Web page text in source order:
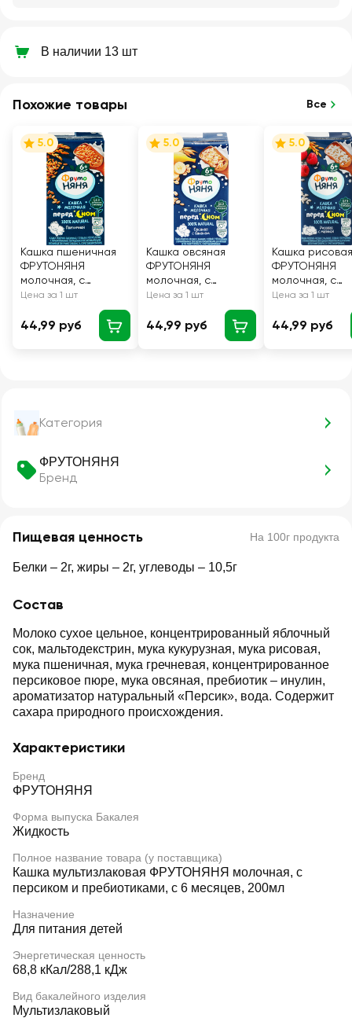
В наличии 13 шт
Категория
ФРУТОНЯНЯ
Бренд
Пищевая ценность На 100г продукта
Белки – 2г, жиры – 2г, углеводы – 10,5г
Состав
Молоко сухое цельное, концентрированный яблочный
сок, мальтодекстрин, мука кукурузная, мука рисовая,
мука пшеничная, мука гречневая, концентрированное
персиковое пюре, мука овсяная, пребиотик – инулин,
ароматизатор натуральный «Персик», вода. Содержит
сахара природного происхождения.
Характеристики
Бренд
ФРУТОНЯНЯ
Форма выпуска Бакалея
Жидкость
Полное название товара (у поставщика)
Кашка мультизлаковая ФРУТОНЯНЯ молочная, с
персиком и пребиотиками, с 6 месяцев, 200мл
Назначение
Для питания детей
Энергетическая ценность
68,8 кКал/288,1 кДж
Вид бакалейного изделия
Мультизлаковый
Похожие товары Все
5.0
Кашка пшеничная
ФРУТОНЯНЯ
молочная, с
пребиотиками, с 6
месяцев, 200мл
Цена за 1 шт
44,99 руб
5.0
Кашка овсяная
ФРУТОНЯНЯ
молочная, с
бананом и
пребиотиками, с 6
месяцев, 200мл
Цена за 1 шт
44,99 руб
5.0
Кашка рисовая
ФРУТОНЯНЯ
молочная, с
малиной и
месяцев,
Цена за 1 шт
44,99 руб